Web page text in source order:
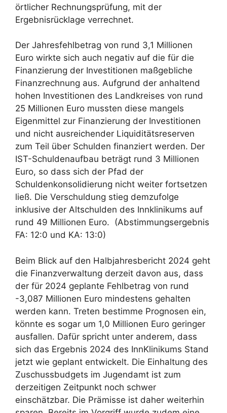
örtlicher Rechnungsprüfung, mit der
Ergebnisrücklage verrechnet.
Der Jahresfehlbetrag von rund 3,1 Millionen
Euro wirkte sich auch negativ auf die für die
Finanzierung der Investitionen maßgebliche
Finanzrechnung aus. Aufgrund der anhaltend
hohen Investitionen des Landkreises von rund
25 Millionen Euro mussten diese mangels
Eigenmittel zur Finanzierung der Investitionen
und nicht ausreichender Liquiditätsreserven
zum Teil über Schulden finanziert werden. Der
IST-Schuldenaufbau beträgt rund 3 Millionen
Euro, so dass sich der Pfad der
Schuldenkonsolidierung nicht weiter fortsetzen
ließ. Die Verschuldung stieg demzufolge
inklusive der Altschulden des Innklinikums auf
rund 49 Millionen Euro. (Abstimmungsergebnis
FA: 12:0 und KA: 13:0)
Beim Blick auf den Halbjahresbericht 2024 geht
die Finanzverwaltung derzeit davon aus, dass
der für 2024 geplante Fehlbetrag von rund
-3,087 Millionen Euro mindestens gehalten
werden kann. Treten bestimme Prognosen ein,
könnte es sogar um 1,0 Millionen Euro geringer
ausfallen. Dafür spricht unter anderem, dass
sich das Ergebnis 2024 des InnKlinikums Stand
jetzt wie geplant entwickelt. Die Einhaltung des
Zuschussbudgets im Jugendamt ist zum
derzeitigen Zeitpunkt noch schwer
einschätzbar. Die Prämisse ist daher weiterhin